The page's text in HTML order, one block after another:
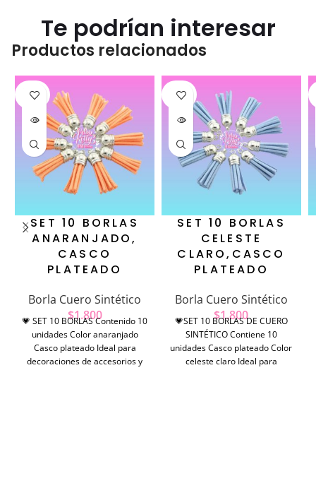
Te podrían interesar
Productos relacionados
SOLD
OUT
SET 10 BORLAS
ANARANJADO,
CASCO
PLATEADO
Borla Cuero Sintético
$1.800
💗 SET 10 BORLAS Contenido 10
unidades Color anaranjado
Casco plateado Ideal para
decoraciones de accesorios y
SOLD
OUT
SET 10 BORLAS
CELESTE
CLARO,CASCO
PLATEADO
Borla Cuero Sintético
$1.800
💗SET 10 BORLAS DE CUERO
SINTÉTICO Contiene 10
unidades Casco plateado Color
celeste claro Ideal para